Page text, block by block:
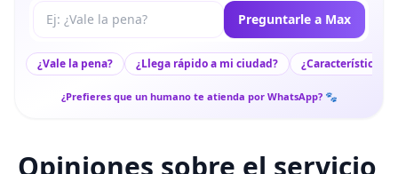
Tu pregunta a Max Preguntarle a Max
¿Vale la pena? ¿Llega rápido a mi ciudad? ¿Características
¿Prefieres que un humano te atienda por WhatsApp? 🐾
Opiniones sobre el servicio